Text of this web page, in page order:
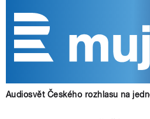
Audiosvět Českého rozhlasu na